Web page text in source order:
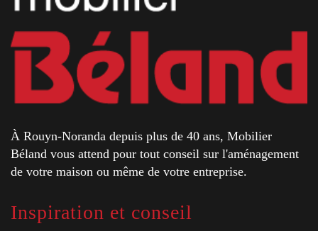
À Rouyn-Noranda depuis plus de 40 ans, Mobilier
Béland vous attend pour tout conseil sur l'aménagement
de votre maison ou même de votre entreprise.
Inspiration et conseil